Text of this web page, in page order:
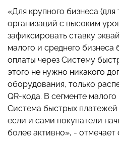
«Для крупного бизнеса (для
организаций с высоким
зафиксировать ставку
малого и среднего
оплаты через Систему
этого не нужно никакого
оборудования, только
QR-кода. В сегменте
Система быстрых платежей
если и сами покупатели
более активно», - отмечает